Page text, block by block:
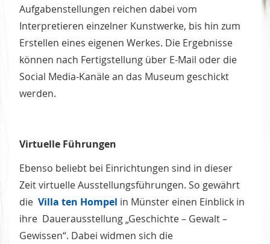
Aufgabenstellungen reichen dabei vom
Interpretieren einzelner Kunstwerke, bis hin zum
Erstellen eines eigenen Werkes. Die Ergebnisse
können nach Fertigstellung über E-Mail oder die
Social Media-Kanäle an das Museum geschickt
werden.
Virtuelle Führungen
Ebenso beliebt bei Einrichtungen sind in dieser
Zeit virtuelle Ausstellungsführungen. So gewährt
die Villa ten Hompel in Münster einen Einblick in
ihre Dauerausstellung „Geschichte – Gewalt –
Gewissen“. Dabei widmen sich die